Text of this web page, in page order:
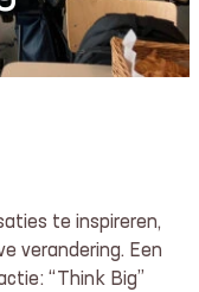
te inspireren,
verandering. Een
“Think Big”